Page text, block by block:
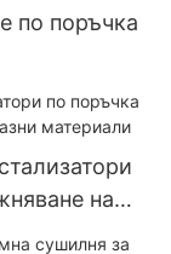
по поръчка
на